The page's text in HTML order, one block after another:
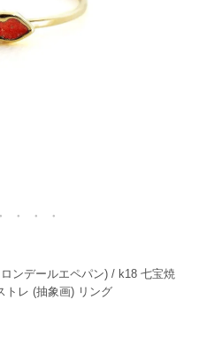
ンデールエペパン) / k18 七宝焼
トレ (抽象画) リング